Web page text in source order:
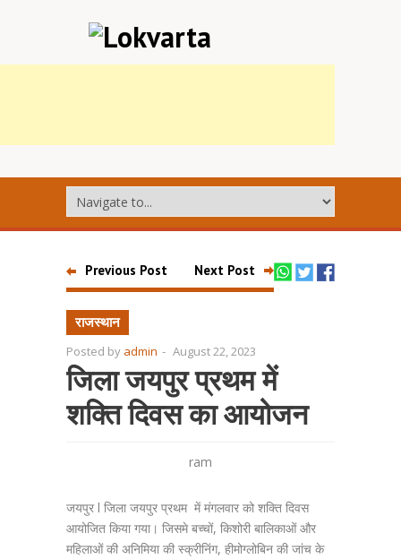
Previous Post Next Post
राजस्थान
Posted by admin - August 22, 2023
जिला जयपुर प्रथम में
शक्ति दिवस का आयोजन
ram
जयपुर l जिला जयपुर प्रथम में मंगलवार को शक्ति दिवस
आयोजित किया गया। जिसमे बच्चों, किशोरी बालिकाओं और
महिलाओं की अनिमिया की स्क्रीनिंग, हीमोग्लोबिन की जांच के